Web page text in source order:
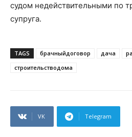
судом недействительными по
супруга.
TAGS брачныйдоговор дача
строительстводома
VK Telegram